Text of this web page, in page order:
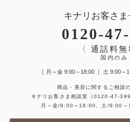
キナリお客さ
0120-
〈 通話料無
国内のみ
［ 月～金 9:00～18:00 ｜ 土 9:00～
商品・美容に関するご相談
キナリお客さま相談室
（0120-47-
月～金/9:00～18:00、土/9:00～